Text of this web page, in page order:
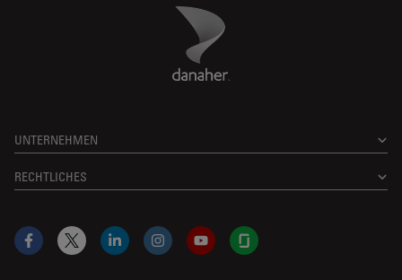
Danaher Logo
UNTERNEHMEN
RECHTLICHES
Facebook
X LinkedInInstagramYouTubeGlassdoor